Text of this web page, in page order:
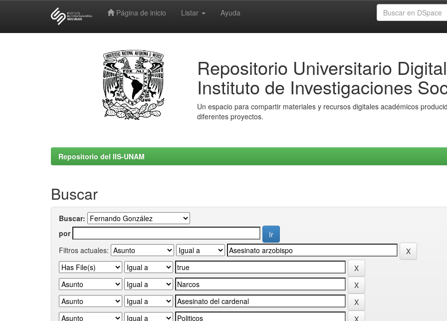
Página de inicio Listar Ayuda
Repositorio Universitario Digital
Instituto de Investigaciones
Un espacio para compartir materiales y recursos digitales académicos
diferentes proyectos.
Repositorio del IIS-UNAM
Buscar
Buscar:
por
Filtros actuales: